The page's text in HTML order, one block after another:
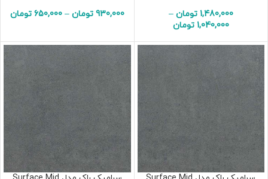
1,480,000 تومان –
1,040,000 تومان
930,000 تومان –
650,000 تومان